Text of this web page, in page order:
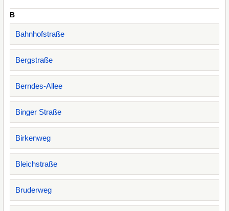
B
Bahnhofstraße
Bergstraße
Berndes-Allee
Binger Straße
Birkenweg
Bleichstraße
Bruderweg